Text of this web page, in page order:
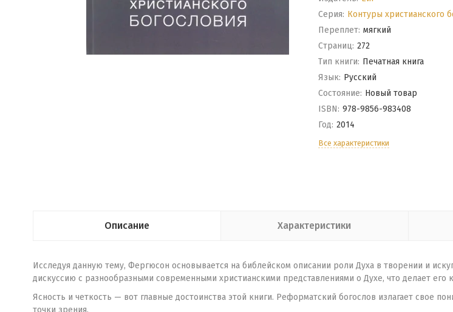
Серия: Контуры христианского
Переплет: мягкий
Cтраниц: 272
Тип книги: Печатная книга
Язык: Русский
Состояние: Новый товар
ISBN: 978-9856-983408
Год: 2014
Все характеристики
Описание Характеристики
Исследуя данную тему, Фергюсон основывается на библейском описании роли Духа в творении и
дискуссию с разнообразными современными христианскими представлениями о Духе, что делает его
Ясность и четкость — вот главные достоинства этой книги. Реформатский богослов излагает свое
точки зрения.